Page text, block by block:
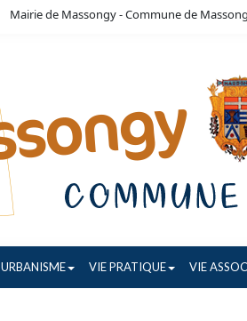
Mairie de Massongy - Commune de
URBANISME VIE PRATIQUE VIE